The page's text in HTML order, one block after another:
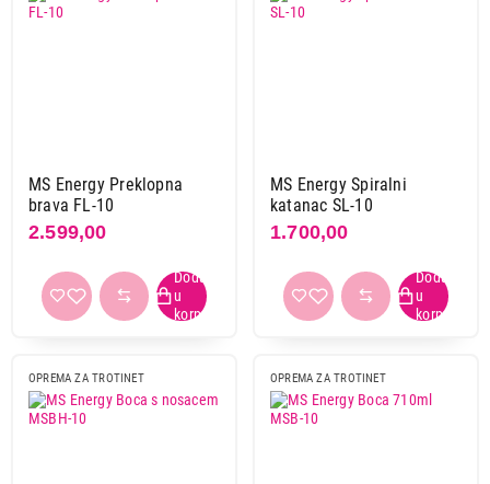
MS Energy Preklopna
brava FL-10
2.599,00
MS Energy Spiralni
katanac SL-10
1.700,00
OPREMA ZA TROTINET OPREMA ZA TROTINET